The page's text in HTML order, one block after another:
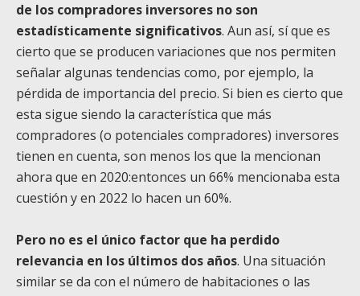
de los compradores inversores no son
estadísticamente significativos. Aun así, sí que es
cierto que se producen variaciones que nos permiten
señalar algunas tendencias como, por ejemplo, la
pérdida de importancia del precio. Si bien es cierto que
esta sigue siendo la característica que más
compradores (o potenciales compradores) inversores
tienen en cuenta, son menos los que la mencionan
ahora que en 2020:entonces un 66% mencionaba esta
cuestión y en 2022 lo hacen un 60%.
Pero no es el único factor que ha perdido
relevancia en los últimos dos años. Una situación
similar se da con el número de habitaciones o las